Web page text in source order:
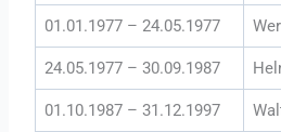
01.01.1977 – 24.05.1977
24.05.1977 – 30.09.1987
01.10.1987 – 31.12.1997